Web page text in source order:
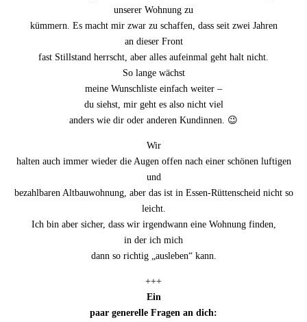
unserer Wohnung zu
kümmern. Es macht mir zwar zu schaffen, dass seit zwei Jahren
an dieser Front
fast Stillstand herrscht, aber alles aufeinmal geht halt nicht.
So lange wächst
meine Wunschliste einfach weiter –
du siehst, mir geht es also nicht viel
anders wie dir oder anderen Kundinnen. 😉
Wir
halten auch immer wieder die Augen offen nach einer schönen luftigen
und
bezahlbaren Altbauwohnung, aber das ist in Essen-Rüttenscheid nicht so
leicht.
Ich bin aber sicher, dass wir irgendwann eine Wohnung finden,
in der ich mich
dann so richtig „ausleben“ kann.
+++
Ein
paar generelle Fragen an dich: